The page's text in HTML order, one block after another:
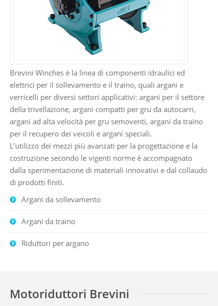
Brevini Winches è la linea di componenti idraulici ed
elettrici per il sollevamento e il traino, quali argani e
verricelli per diversi settori applicativi: argani per il settore
della trivellazione, argani compatti per gru da autocarri,
argani ad alta velocità per gru semoventi, argani da traino
per il recupero dei veicoli e argani speciali.
L’utilizzo dei mezzi più avanzati per la progettazione e la
costruzione secondo le vigenti norme è accompagnato
dalla sperimentazione di materiali innovativi e dal collaudo
di prodotti finiti.
Argani da sollevamento
Argani da traino
Riduttori per argano
Motoriduttori Brevini